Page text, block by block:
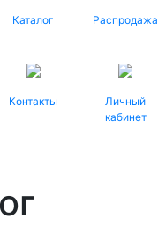
Каталог Распродажа
Контакты
Личный
кабинет